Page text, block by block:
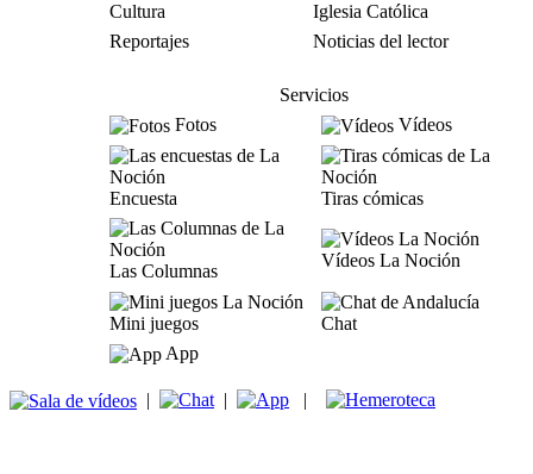
Cultura
Iglesia Católica
Reportajes
Noticias del lector
Servicios
Fotos
Vídeos
Encuesta Tiras cómicas
Las Columnas
Vídeos La Noción
Mini juegos
Chat
App
| | |